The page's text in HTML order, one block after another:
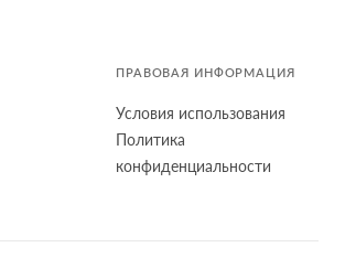
ПРАВОВАЯ ИНФОРМАЦИЯ
Условия использования
Политика
конфиденциальности